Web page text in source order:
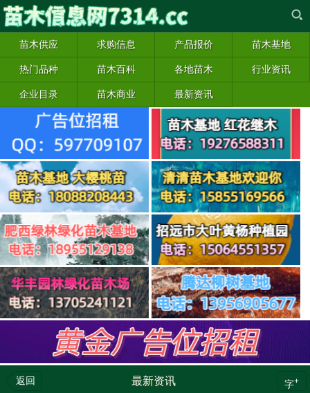
苗木供应 求购信息 产品报价 苗木基地
热门品种 苗木百科 各地苗木 行业资讯
企业目录 苗木商业 最新资讯
返回 最新资讯 字+